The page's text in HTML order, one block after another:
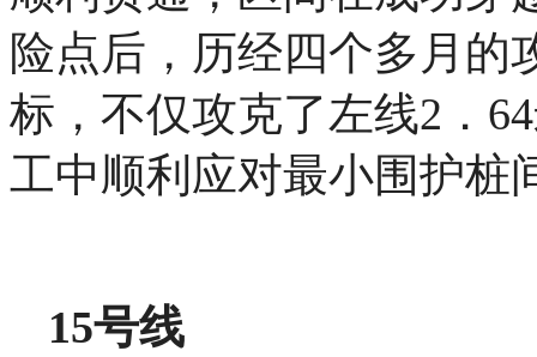
险点后，历经四个多月的
标，不仅攻克了左线2．
工中顺利应对最小围护桩
15号线